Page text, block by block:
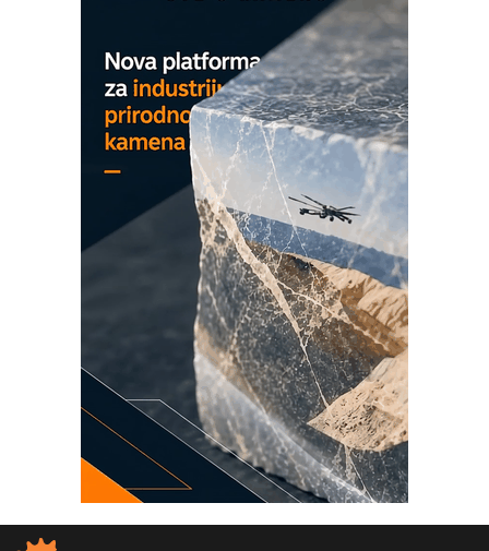
MAREX - Lim i mašine za savremena